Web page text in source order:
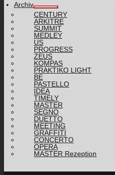
Archiv
CENTURY
ARKITRE
SUMMIT
MEDLEY
US
PROGRESS
ZEUS
KOMPAS
PRAKTIKO LIGHT
BE
PASTELLO
IDEA
TIMELY
MASTER
SEGNO
DUETTO
MEETING
GRAFFITI
CONCERTO
OPERA
MASTER Rezeption